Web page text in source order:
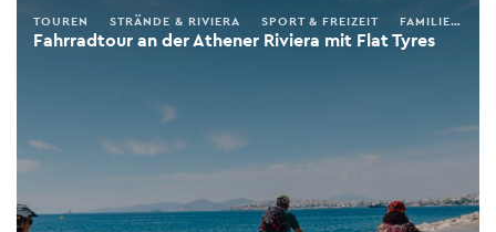
Fahrradtour an der Athener Riviera mit Flat Tyres
TOUREN STRÄNDE & RIVIERA SPORT & FREIZEIT FAMILIE